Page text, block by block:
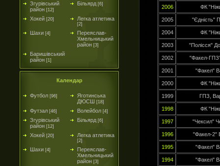
Згурівський
район [12]
Більярд [6]
Хокей [20] Легка атлетика
[2]
Шахи [4]
Переяслав-
Хмельницький
район [3]
Баришівський
район [1]
Календар
Футбол [96]
Яготинська
ДЮСШ [18]
Футзал [46] Волейбол [4]
Згурівський
район [12]
Більярд [6]
Хокей [20] Легка атлетика
[2]
Шахи [4]
Переяслав-
Хмельницький
район [3]
2006 ФК
2005 "Єдність"
2004 ФК
2003 "Полісся"
2002 "Факел-
2001 "Факел"
2000 ФК
1999 ГПЗ,
1998 ФК
1997 "Чексил"
1996 "Факел-2"
1995 "Факел"
1994 "Факел"